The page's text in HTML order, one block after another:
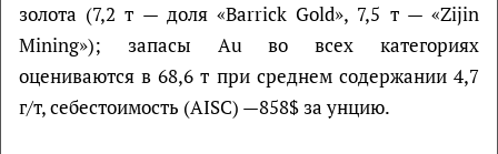
золота (7,2 т — доля «Barrick Gold», 7,5 т — «Zijin
Mining»); запасы Au во всех категориях
оцениваются в 68,6 т при среднем содержании 4,7
г/т, себестоимость (AISC) —858$ за унцию.